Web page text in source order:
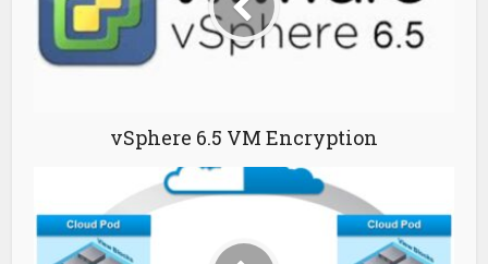
vSphere 6.5 VM Encryption